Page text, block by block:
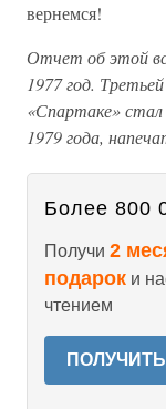
вернемся!
Отчет об этой
1977 год.
«Спартаке» стал
1979 года,
Более 800
Получи 2
подарок и
чтением